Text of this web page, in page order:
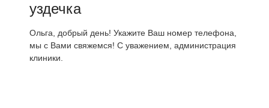
уздечка
Ольга, добрый день! Укажите Ваш номер телефона,
мы с Вами свяжемся! С уважением, администрация
клиники.